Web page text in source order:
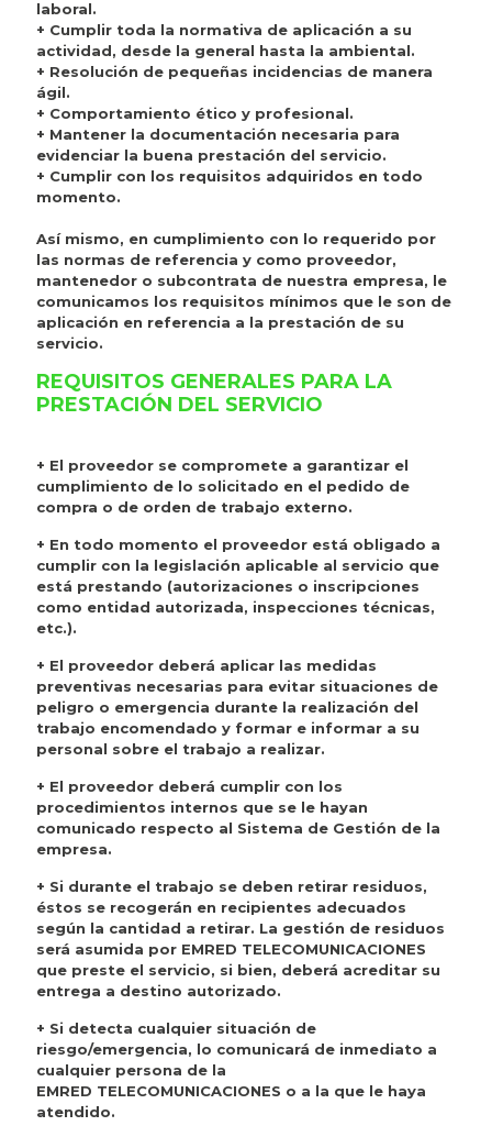
laboral.
+ Cumplir toda la normativa de aplicación a su
actividad, desde la general hasta la ambiental.
+ Resolución de pequeñas incidencias de manera
ágil.
+ Comportamiento ético y profesional.
+ Mantener la documentación necesaria para
evidenciar la buena prestación del servicio.
+ Cumplir con los requisitos adquiridos en todo
momento.
Así mismo, en cumplimiento con lo requerido por
las normas de referencia y como proveedor,
mantenedor o subcontrata de nuestra empresa, le
comunicamos los requisitos mínimos que le son de
aplicación en referencia a la prestación de su
servicio.
REQUISITOS GENERALES PARA LA
PRESTACIÓN DEL SERVICIO
+ El proveedor se compromete a garantizar el
cumplimiento de lo solicitado en el pedido de
compra o de orden de trabajo externo.
+ En todo momento el proveedor está obligado a
cumplir con la legislación aplicable al servicio que
está prestando (autorizaciones o inscripciones
como entidad autorizada, inspecciones técnicas,
etc.).
+ El proveedor deberá aplicar las medidas
preventivas necesarias para evitar situaciones de
peligro o emergencia durante la realización del
trabajo encomendado y formar e informar a su
personal sobre el trabajo a realizar.
+ El proveedor deberá cumplir con los
procedimientos internos que se le hayan
comunicado respecto al Sistema de Gestión de la
empresa.
+ Si durante el trabajo se deben retirar residuos,
éstos se recogerán en recipientes adecuados
según la cantidad a retirar. La gestión de residuos
será asumida por EMRED TELECOMUNICACIONES
que preste el servicio, si bien, deberá acreditar su
entrega a destino autorizado.
+ Si detecta cualquier situación de
riesgo/emergencia, lo comunicará de inmediato a
cualquier persona de la
EMRED TELECOMUNICACIONES o a la que le haya
atendido.